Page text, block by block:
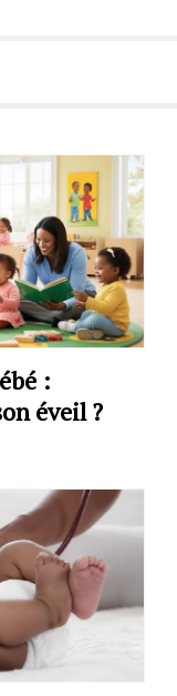
:
éveil ?